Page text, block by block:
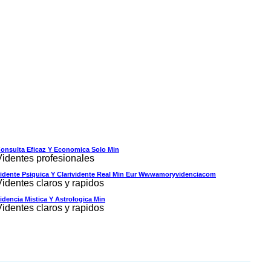
Eficaz Y Economica Solo Min
profesionales
Psiquica Y Clarividente Real Min Eur Wwwamoryvidenciacom
claros y rapidos
Mistica Y Astrologica Min
claros y rapidos